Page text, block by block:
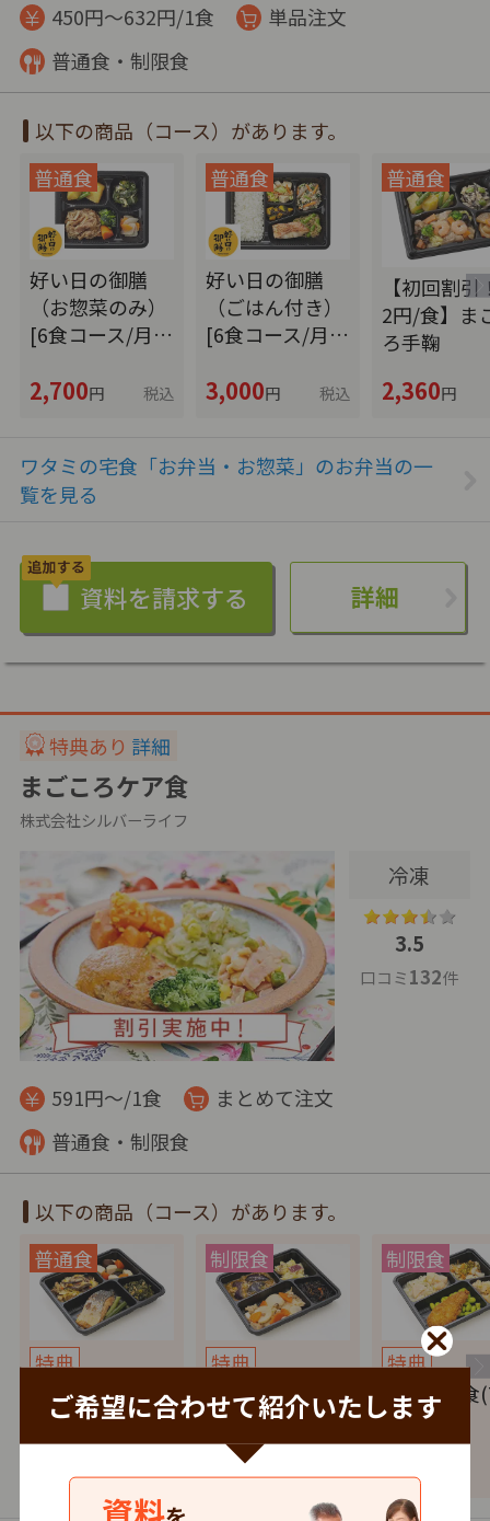
ご希望に合わせて紹介いたします
資料
450円～632円/1食
単品注文
普通食・制限食
以下の商品（コース）があります。
好い日の御膳
（お惣菜のみ）
[6食コース/月…
2,700円 税込
好い日の御膳
（ごはん付き）
[6食コース/月…
3,000円 税込
【初回割引
2円/食】ま
ろ手鞠
2,360円
ワタミの宅食「お弁当・お惣菜」のお弁当の一
覧を見る
詳細
特典あり 詳細
まごころケア食
株式会社シルバーライフ
冷凍
3.5
口コミ132件
591円～/1食
まとめて注文
普通食・制限食
以下の商品（コース）があります。
特典
健康バランス(7
食セット)
4,137円 税込
特典
たんぱく調整食
(7食セット)
4,137円 税込
特典
塩分制限
セット)
4,137